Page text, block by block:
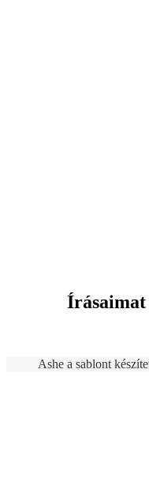
Írásaimat
Ashe a sablont